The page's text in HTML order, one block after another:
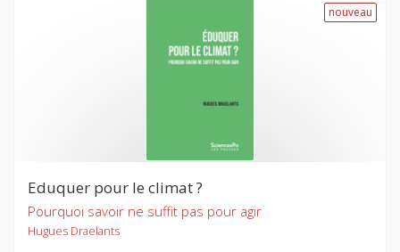
nouveau
Eduquer pour le climat ?
Pourquoi savoir ne suffit pas pour agir
Hugues Draelants